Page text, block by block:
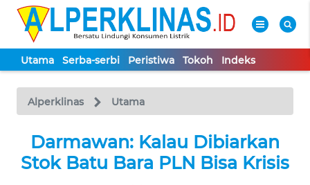
Utama Serba-serbi Peristiwa Tokoh Indeks
Alperklinas Utama
Darmawan: Kalau Dibiarkan
Stok Batu Bara PLN Bisa Krisis
TV
Tutup
UTAMA